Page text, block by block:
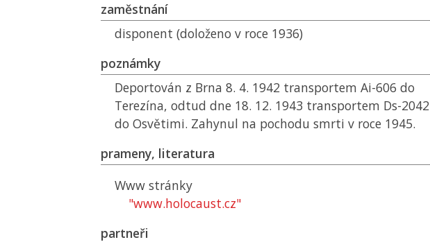
zaměstnání
disponent (doloženo v roce 1936)
poznámky
Deportován z Brna 8. 4. 1942 transportem Ai-606 do
Terezína, odtud dne 18. 12. 1943 transportem Ds-2042
do Osvětimi. Zahynul na pochodu smrti v roce 1945.
prameny, literatura
Www stránky
"www.holocaust.cz"
partneři